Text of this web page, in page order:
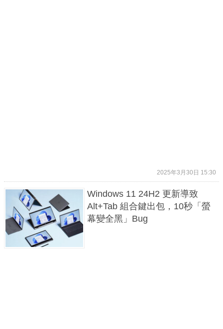
2025年3月30日 15:30
Windows 11 24H2 更新導致
Alt+Tab 組合鍵出包，10秒「螢
幕變全黑」Bug